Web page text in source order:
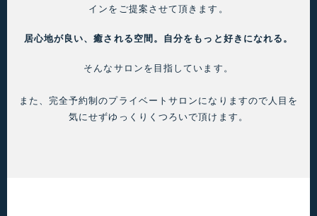
BLOG
お問い合わせ
お客様の声
インをご提案させて頂きます。
居心地が良い、癒される空間。自分をもっと好きになれる。
そんなサロンを目指しています。
また、完全予約制のプライベートサロンになりますので人目を
気にせずゆっくりくつろいで頂けます。